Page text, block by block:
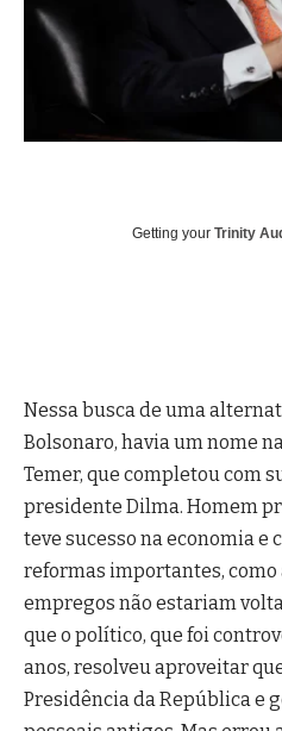
Getting your Trinity
Nessa busca de uma
Bolsonaro, havia um nome
Temer, que completou com
presidente Dilma. Homem
teve sucesso na economia e
reformas importantes, como
empregos não estariam
que o político, que foi
anos, resolveu aproveitar
Presidência da República e